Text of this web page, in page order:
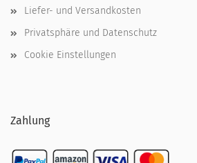
Liefer- und Versandkosten
Privatsphäre und Datenschutz
Cookie Einstellungen
Zahlung